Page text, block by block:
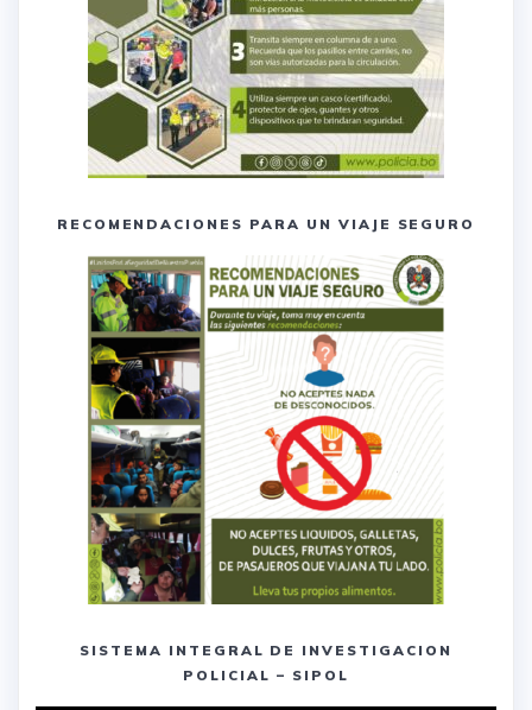
RECOMENDACIONES PARA UN VIAJE SEGURO
SISTEMA INTEGRAL DE INVESTIGACION
POLICIAL – SIPOL